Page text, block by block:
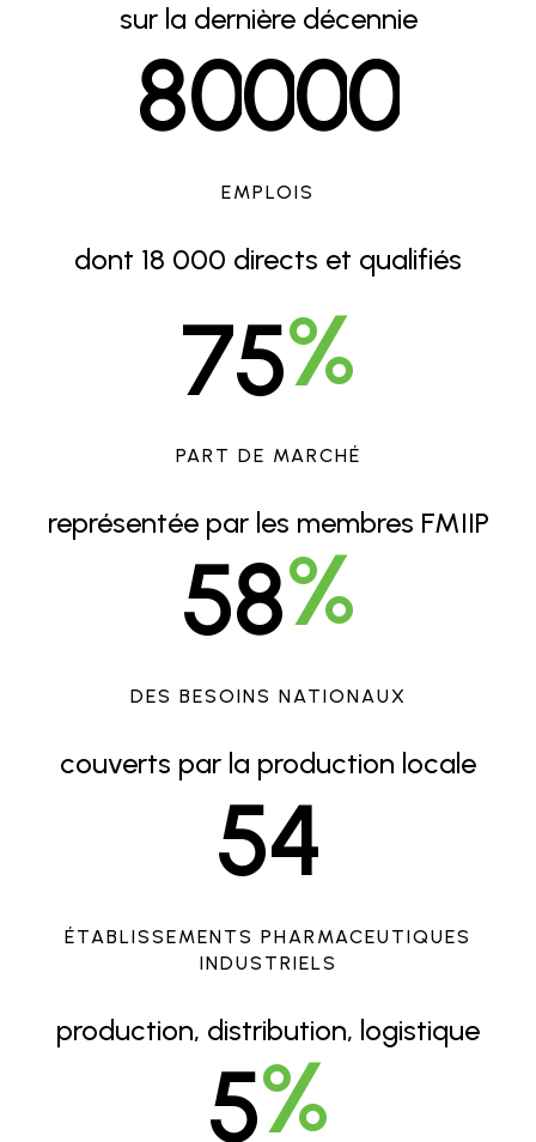
sur la dernière décennie
80000
EMPLOIS
dont 18 000 directs et qualifiés
75%
PART DE MARCHÉ
représentée par les membres FMIIP
58%
DES BESOINS NATIONAUX
couverts par la production locale
54
ÉTABLISSEMENTS PHARMACEUTIQUES
INDUSTRIELS
production, distribution, logistique
5%